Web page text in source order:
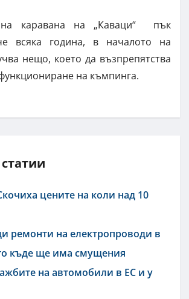
на каравана на „Каваци“ пък
всяка година, в началото на
нещо, което да възпрепятства
на къмпинга.
цените на коли над 10
ремонти на електропроводи в
къде ще има смущения
на автомобили в ЕС и у